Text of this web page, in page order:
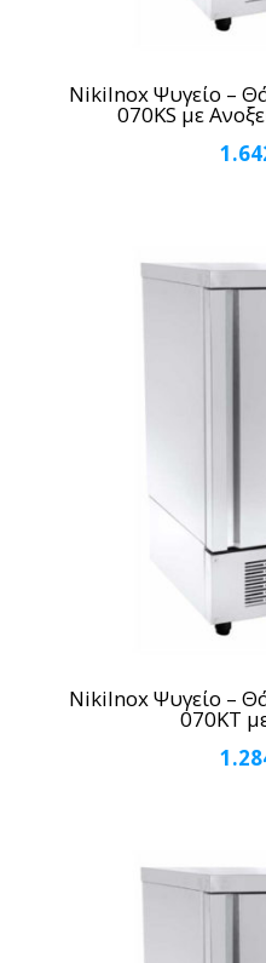
NikiInox Ψυγείο –
070KS με
NikiInox Ψυγείο –
070KT